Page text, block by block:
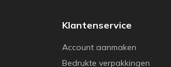
Klantenservice
Account aanmaken
Bedrukte verpakkingen